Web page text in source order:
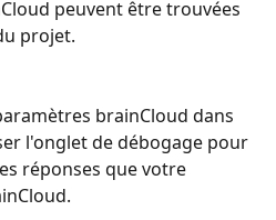
peuvent être trouvées
projet.
brainCloud dans
l'onglet de débogage pour
réponses que votre